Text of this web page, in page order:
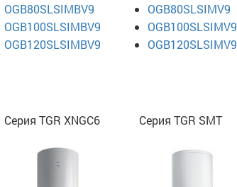
OGB80SLSIMBV9
OGB100SLSIMBV9
OGB120SLSIMBV9
OGB80SLSIMV9
OGB100SLSIMV9
OGB120SLSIMV9
Серия TGR XNGC6 Серия TGR SMT